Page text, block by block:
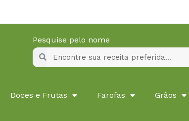
Pesquise pelo nome
Pesquisar
Pesquisar
Doces e Frutas Farofas Grãos